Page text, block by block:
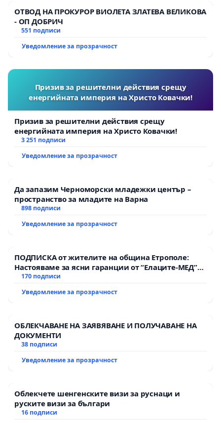
ОТВОД НА ПРОКУРОР ВИОЛЕТА ЗЛАТЕВА ВЕЛИКОВА
- ОП ДОБРИЧ
551 подписи
Уведомление за прозрачност
Призив за решителни действия срещу
енергийната империя на Христо Ковачки!
Призив за решителни действия срещу
енергийната империя на Христо Ковачки!
3 251 подписи
Уведомление за прозрачност
Да запазим Черноморски младежки център –
пространство за младите на Варна
898 подписи
Уведомление за прозрачност
ПОДПИСКА от жителите на община Етрополе:
Настояваме за ясни гаранции от “Елаците-МЕД”
АД и от държавата, че ще се изпълнят всички
170 подписи
Уведомление за прозрачност
ОБЛЕКЧАВАНЕ НА ЗАЯВЯВАНЕ И ПОЛУЧАВАНЕ НА
ДОКУМЕНТИ
38 подписи
Уведомление за прозрачност
Облекчете шенгенските визи за руснаци и
руските визи за българи
16 подписи